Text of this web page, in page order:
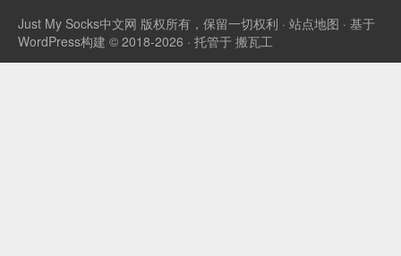
Just My Socks中文网 版权所有，保留一切权利 · 站点地图 · 基于
WordPress构建 © 2018-2026 · 托管于 搬瓦工